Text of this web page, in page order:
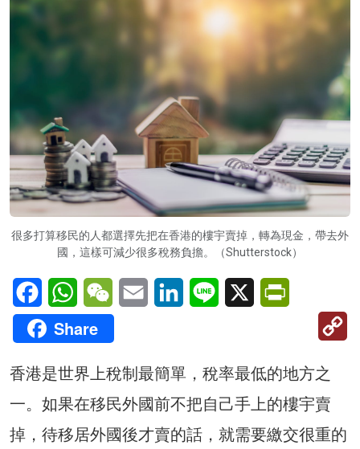
很多打算移民的人都選擇先把在香港的樓宇賣掉，轉為現金，帶去外
國，這樣可減少很多稅務負擔。（Shutterstock）
FacebookWhatsAppWeChatEmail LinkedInLine X
Share
香港是世界上稅制最簡單，稅率最低的地方之
一。如果在移民外國前不把自己手上的樓宇賣
掉，待移居外國後才賣的話，就需要繳交很重的